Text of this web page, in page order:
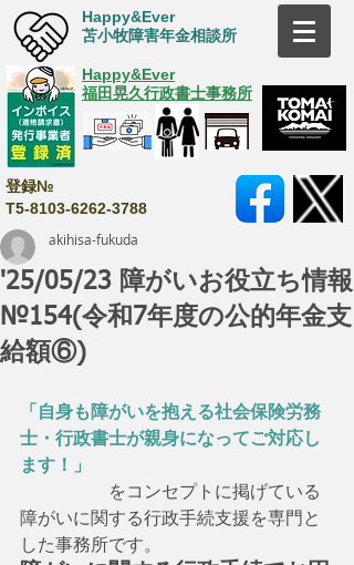
Happy&Ever
苫小牧障害年金相談所
Happy&Ever
福田晃久行政書士事務所
登録№
T5-8103-6262-3788
'25/05/23 障がいお役立ち情報
№154(令和7年度の公的年金支
給額⑥)
akihisa-fukuda
「自身も障がいを抱える社会保険労務
士・行政書士が親身になってご対応し
ます！」
をコンセプトに掲げている
障がいに関する行政手続支援を専門と
した事務所です。